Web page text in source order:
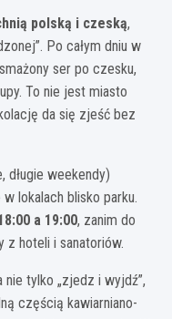
polską i czeską,
Po całym dniu w
ser po czesku,
To nie jest miasto
da się zjeść bez
długie weekendy)
lokalach blisko parku.
a 19:00, zanim do
z hoteli i sanatoriów.
tylko „zjedz i wyjdź”,
częścią kawiarniano-